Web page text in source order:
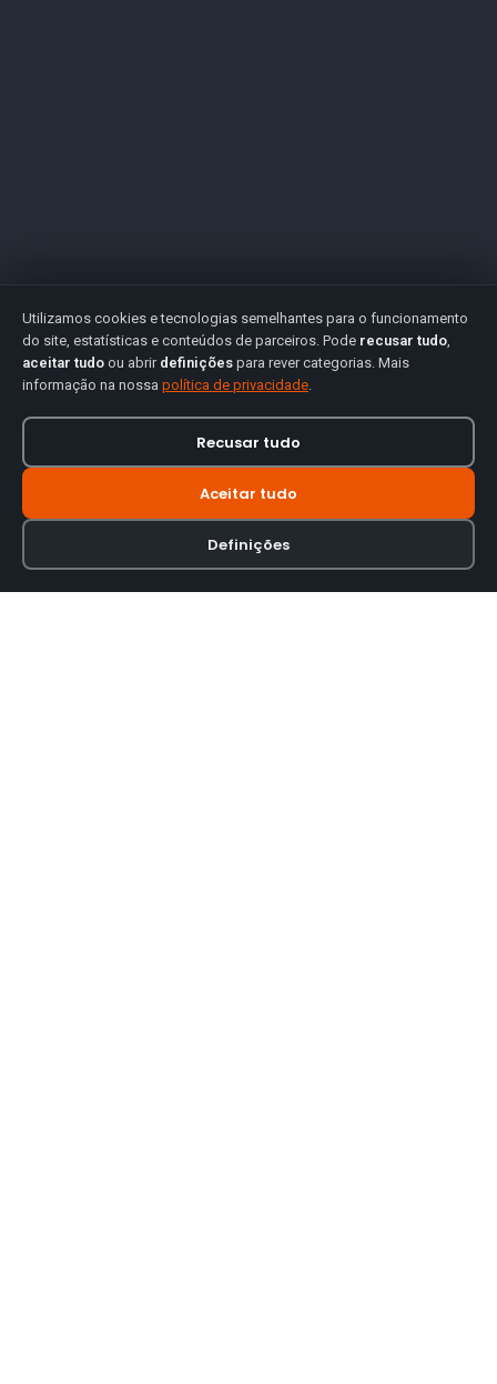
Utilizamos cookies e tecnologias semelhantes para o funcionamento
do site, estatísticas e conteúdos de parceiros. Pode recusar tudo,
aceitar tudo ou abrir definições para rever categorias. Mais
informação na nossa política de privacidade.
Recusar tudo
Aceitar tudo
Definições